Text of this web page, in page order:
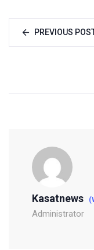
PREVIOUS
Kasatnews
Administrator